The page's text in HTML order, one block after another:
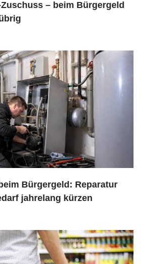
– beim Bürgergeld
Bürgergeld: Reparatur
jahrelang kürzen